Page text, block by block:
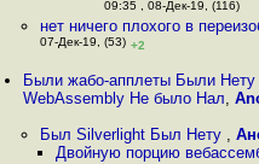
09:35 , 08-Дек-19, (116)
нет ничего плохого в
07-Дек-19, (53) +2
Были жабо-апплеты Были
WebAssembly Не было Нал,
Был Silverlight Был Нету ,
Двойную порцию